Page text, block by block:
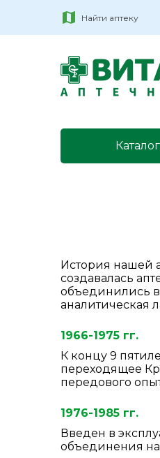
Найти аптеку
История нашей
создавалась
объединились
аналитическая
1966-1975 гг.
К концу 9
переходящее
передового
1976-1985 гг.
Введен в
объединения